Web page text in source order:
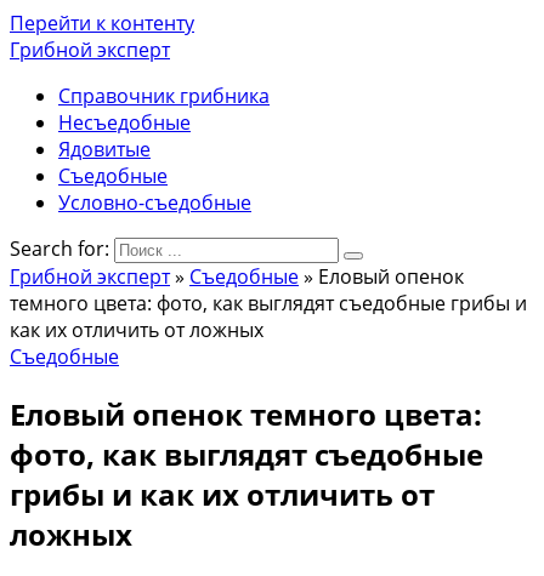
Перейти к контенту
Грибной эксперт
Справочник грибника
Несъедобные
Ядовитые
Съедобные
Условно-съедобные
Search for:
Грибной эксперт» Съедобные» Еловый опенок
темного цвета: фото, как выглядят съедобные грибы и
как их отличить от ложных
Съедобные
Еловый опенок темного цвета:
фото, как выглядят съедобные
грибы и как их отличить от
ложных